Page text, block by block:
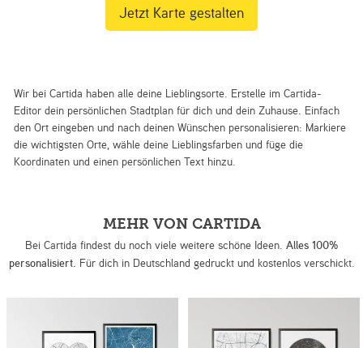
Wir bei Cartida haben alle deine Lieblingsorte. Erstelle im Cartida-
Editor dein persönlichen Stadtplan für dich und dein Zuhause. Einfach
den Ort eingeben und nach deinen Wünschen personalisieren: Markiere
die wichtigsten Orte, wähle deine Lieblingsfarben und füge die
Koordinaten und einen persönlichen Text hinzu.
Jetzt Karte gestalten
MEHR VON CARTIDA
Bei Cartida findest du noch viele weitere schöne Ideen. Alles 100%
personalisiert. Für dich in Deutschland gedruckt und kostenlos verschickt.